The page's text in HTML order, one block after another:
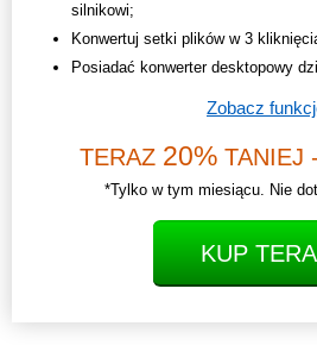
silnikowi;
Konwertuj setki plików w 3
Posiadać konwerter desktopowy
Zobacz
TERAZ 20% TANIEJ -
*Tylko w tym miesiącu. Nie
KUP